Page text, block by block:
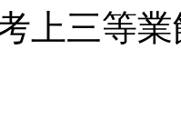
上三等